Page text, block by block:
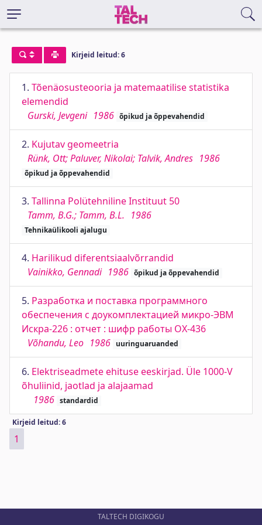
Kirjeid leitud: 6
1. Tõenäosusteooria ja matemaatilise statistika
elemendid
Gurski, Jevgeni 1986 õpikud ja õppevahendid
2. Kujutav geomeetria
Rünk, Ott; Paluver, Nikolai; Talvik, Andres 1986
õpikud ja õppevahendid
3. Tallinna Polütehniline Instituut 50
Tamm, B.G.; Tamm, B.L. 1986
Tehnikaülikooli ajalugu
4. Harilikud diferentsiaalvõrrandid
Vainikko, Gennadi 1986 õpikud ja õppevahendid
5. Разработка и поставка программного
обеспечения с доукомплектацией микро-ЭВМ
Искра-226 : отчет : шифр работы ОХ-436
Võhandu, Leo 1986 uuringuaruanded
6. Elektriseadmete ehituse eeskirjad. Üle 1000-V
õhuliinid, jaotlad ja alajaamad
1986 standardid
Kirjeid leitud: 6
1
TALTECH DIGIKOGU